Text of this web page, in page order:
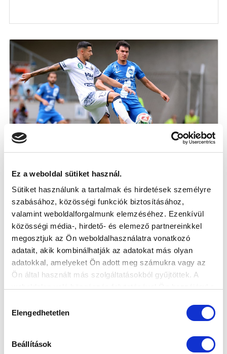
Ez a weboldal sütiket használ.
Sütiket használunk a tartalmak és hirdetések személyre
szabásához, közösségi funkciók biztosításához,
valamint weboldalforgalmunk elemzéséhez. Ezenkívül
közösségi média-, hirdető- és elemező partnereinkkel
megosztjuk az Ön weboldalhasználatra vonatkozó
adatait, akik kombinálhatják az adatokat más olyan
adatokkal, amelyeket Ön adott meg számukra vagy az
Ön által használt más szolgáltatásokból gyűjtöttek. A
kiválasztása
Elengedhetetlen
Beállítások
PUSKÁS AKADÉMIA ELLEN
2026-08-07
Hiába jöttünk vissza 2-0-s hátrányból, a meccs utolsó
lövésével 3-2-re a Puskás...
KÖVETKEZŐ MÉRKŐZÉS